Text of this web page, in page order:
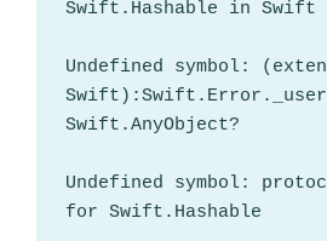
Swift.Hashable in Swift
Undefined symbol:
Swift.AnyObject?
Undefined symbol:
for Swift.Hashable